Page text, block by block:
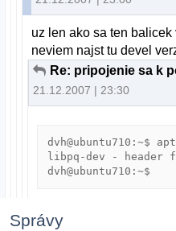
uz len ako sa ten
neviem najst tu devel
21.12.2007 | 23:30
dvh@ubuntu710:~$
libpq-dev - header
Správy